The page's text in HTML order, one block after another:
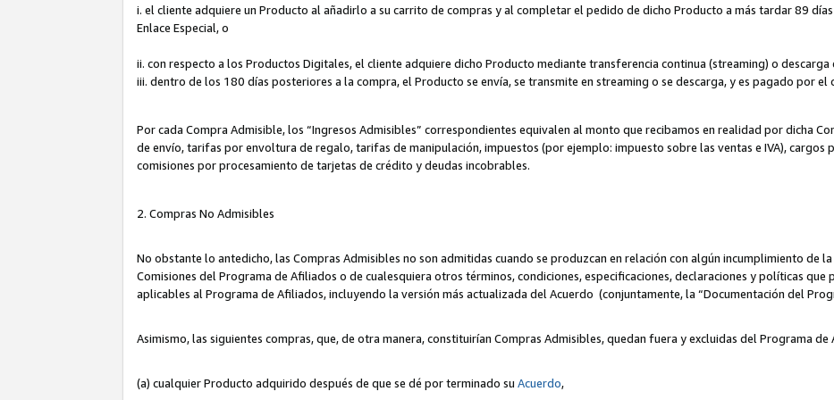
i. el cliente adquiere un Producto al añadirlo a su carrito de compras y al completar el pedido de dicho Producto a más tardar 89
Enlace Especial, o
ii. con respecto a los Productos Digitales, el cliente adquiere dicho Producto mediante transferencia continua (streaming) o descarga
iii. dentro de los 180 días posteriores a la compra, el Producto se envía, se transmite en streaming o se descarga, y es pagado por el
Por cada Compra Admisible, los “Ingresos Admisibles” correspondientes equivalen al monto que recibamos en realidad por dicha
de envío, tarifas por envoltura de regalo, tarifas de manipulación, impuestos (por ejemplo: impuesto sobre las ventas e IVA), cargos
comisiones por procesamiento de tarjetas de crédito y deudas incobrables.
2. Compras No Admisibles
No obstante lo antedicho, las Compras Admisibles no son admitidas cuando se produzcan en relación con algún incumplimiento de
Comisiones del Programa de Afiliados o de cualesquiera otros términos, condiciones, especificaciones, declaraciones y políticas que
aplicables al Programa de Afiliados, incluyendo la versión más actualizada del Acuerdo (conjuntamente, la “Documentación del
Asimismo, las siguientes compras, que, de otra manera, constituirían Compras Admisibles, quedan fuera y excluidas del Programa de
(a) cualquier Producto adquirido después de que se dé por terminado su Acuerdo,